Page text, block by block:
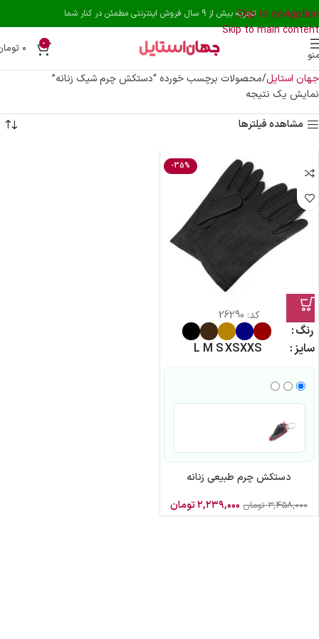
Skip to navigation
Skip to main content
تجربه بیش از 9 سال فروش اینترنتی مطمئن در کنار شما
0 ۰
جهان استایل محصولات برچسب خورده “دستکش چرم شیک زنانه”
نمایش یک نتیجه
مشاهده فیلترها
-35%
کد: 26290
رنگ
سایز
XXS
XS
S
M
L
دستکش چرم طبیعی زنانه
۳,۴۵۸,۰۰۰ تومان ۲,۲۳۹,۰۰۰تومان